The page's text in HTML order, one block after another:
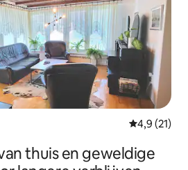
4,9 (21)
thuis en geweldige